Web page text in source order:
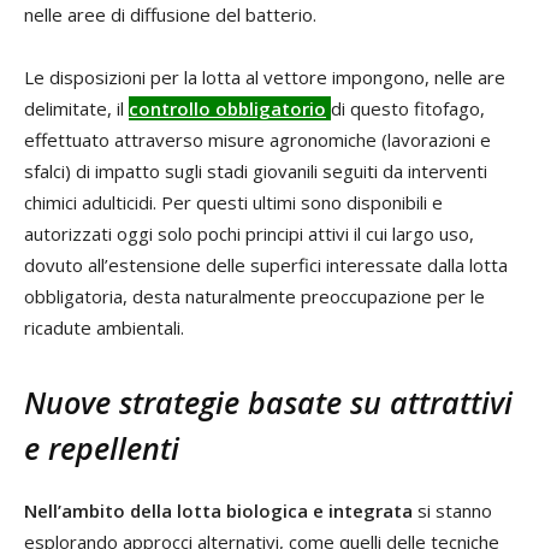
nelle aree di diffusione del batterio.
Le disposizioni per la lotta al vettore impongono, nelle are
delimitate, il controllo obbligatorio di questo fitofago,
effettuato attraverso misure agronomiche (lavorazioni e
sfalci) di impatto sugli stadi giovanili seguiti da interventi
chimici adulticidi. Per questi ultimi sono disponibili e
autorizzati oggi solo pochi principi attivi il cui largo uso,
dovuto all’estensione delle superfici interessate dalla lotta
obbligatoria, desta naturalmente preoccupazione per le
ricadute ambientali.
Nuove strategie basate su attrattivi
e repellenti
Nell’ambito della lotta biologica e integrata si stanno
esplorando approcci alternativi, come quelli delle tecniche